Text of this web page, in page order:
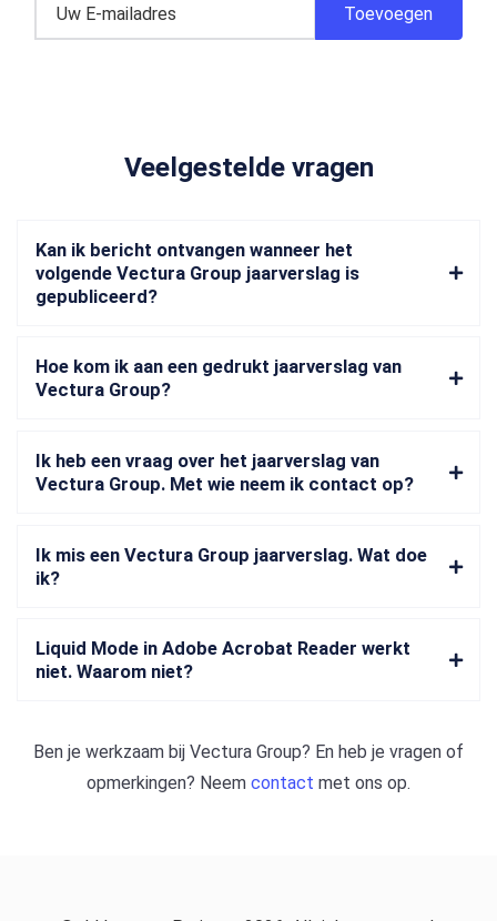
Veelgestelde vragen
Kan ik bericht ontvangen wanneer het
volgende Vectura Group jaarverslag is
gepubliceerd?
Hoe kom ik aan een gedrukt jaarverslag van
Vectura Group?
Ik heb een vraag over het jaarverslag van
Vectura Group. Met wie neem ik contact op?
Ik mis een Vectura Group jaarverslag. Wat doe
ik?
Liquid Mode in Adobe Acrobat Reader werkt
niet. Waarom niet?
Ben je werkzaam bij Vectura Group? En heb je vragen of
opmerkingen? Neem contact met ons op.